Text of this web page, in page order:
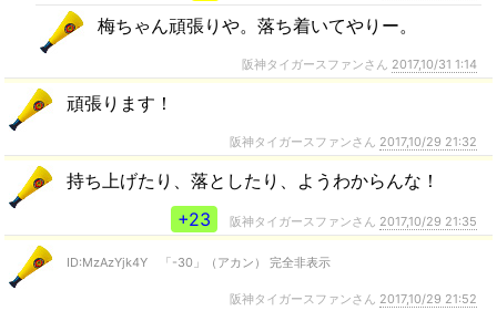
梅ちゃん頑張りや。落ち着いてやりー。
阪神タイガースファンさん 2017,10/31 1:14
頑張ります！
阪神タイガースファンさん 2017,10/29 21:32
持ち上げたり、落としたり、ようわからんな！
+23
阪神タイガースファンさん 2017,10/29 21:35
ID:MzAzYjk4Y 「-30」（アカン） 完全非表示
阪神タイガースファンさん 2017,10/29 21:52